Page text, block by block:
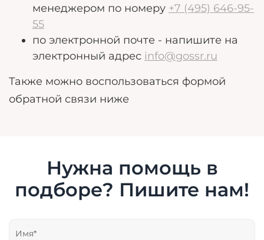
менеджером по номеру +7 (495) 646-95-
55
по электронной почте - напишите на
электронный адрес info@gossr.ru
Также можно воспользоваться формой
обратной связи ниже
Нужна помощь в
подборе? Пишите нам!